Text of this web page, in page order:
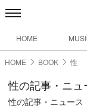
HOME
HOME BOOK 性
性の記事・ニ
性の記事・ニュース